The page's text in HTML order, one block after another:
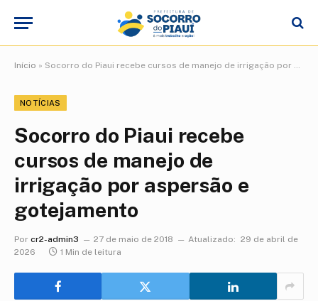
Início » Socorro do Piaui recebe cursos de manejo de irrigação por aspersão e gotejamento
NOTÍCIAS
Socorro do Piaui recebe
cursos de manejo de
irrigação por aspersão e
gotejamento
Por cr2-admin3 27 de maio de 2018 Atualizado: 29 de abril de
2026
1 Min de leitura